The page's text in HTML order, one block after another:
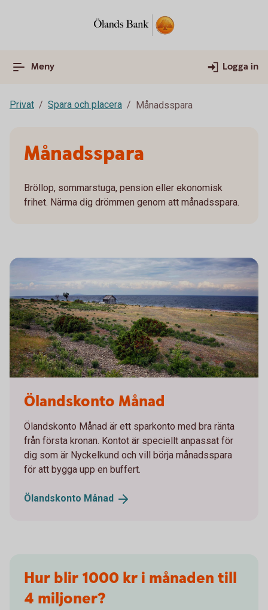
Meny Logga in
Privat Spara och placera Månadsspara
Månadsspara
Bröllop, sommarstuga, pension eller ekonomisk
frihet. Närma dig drömmen genom att månadsspara.
Ölandskonto Månad
Ölandskonto Månad är ett sparkonto med bra ränta
från första kronan. Kontot är speciellt anpassat för
dig som är Nyckelkund och vill börja månadsspara
för att bygga upp en buffert.
Ölandskonto Månad
Hur blir 1000 kr i månaden till
4 miljoner?